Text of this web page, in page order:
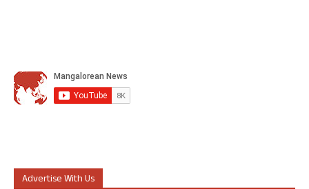
Advertise With Us